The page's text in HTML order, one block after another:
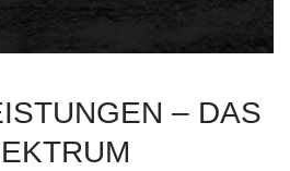
– DAS